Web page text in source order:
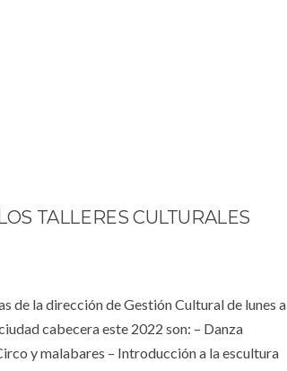
TALLERES CULTURALES
de la dirección de Gestión Cultural de lunes a
cabecera este 2022 son: – Danza
y malabares – Introducción a la escultura